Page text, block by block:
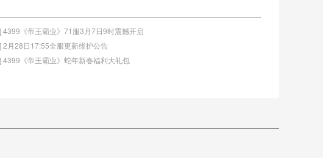
4399《帝王霸业》71服3月7日9时震撼开启
2月28日17:55全服更新维护公告
4399《帝王霸业》蛇年新春福利大礼包